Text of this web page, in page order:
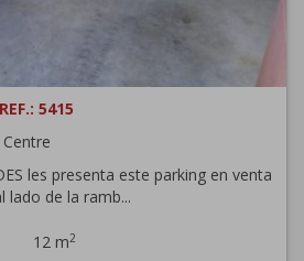
5415
les presenta este parking en venta
lado de la ramb...
12 m2